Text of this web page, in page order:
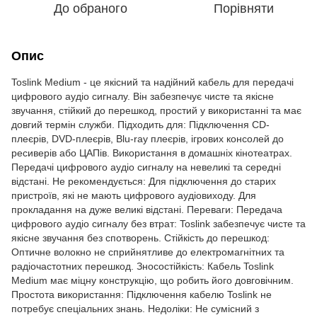
До обраного Порівняти
Опис
Toslink Medium - це якісний та надійний кабель для передачі
цифрового аудіо сигналу. Він забезпечує чисте та якісне
звучання, стійкий до перешкод, простий у використанні та має
довгий термін служби. Підходить для: Підключення CD-
плеєрів, DVD-плеєрів, Blu-ray плеєрів, ігрових консолей до
ресиверів або ЦАПів. Використання в домашніх кінотеатрах.
Передачі цифрового аудіо сигналу на невеликі та середні
відстані. Не рекомендується: Для підключення до старих
пристроїв, які не мають цифрового аудіовиходу. Для
прокладання на дуже великі відстані. Переваги: Передача
цифрового аудіо сигналу без втрат: Toslink забезпечує чисте та
якісне звучання без спотворень. Стійкість до перешкод:
Оптичне волокно не сприйнятливе до електромагнітних та
радіочастотних перешкод. Зносостійкість: Кабель Toslink
Medium має міцну конструкцію, що робить його довговічним.
Простота використання: Підключення кабелю Toslink не
потребує спеціальних знань. Недоліки: Не сумісний з